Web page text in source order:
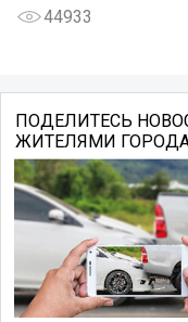
44933
ПОДЕЛИТЕСЬ
ЖИТЕЛЯМИ